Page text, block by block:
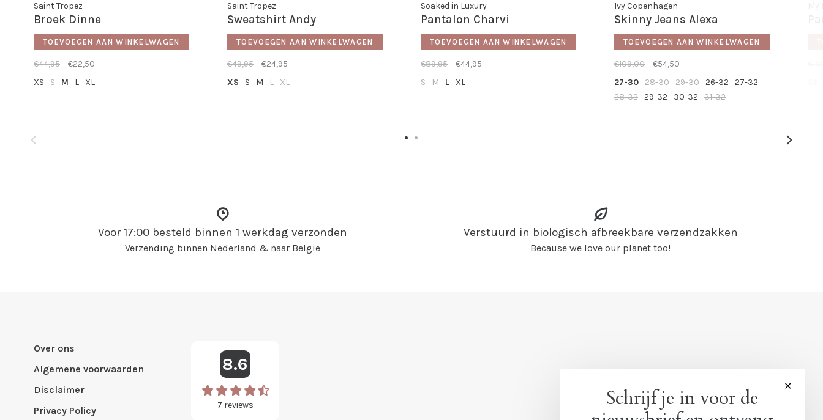
Saint Tropez
Broek Dinne
TOEVOEGEN AAN WINKELWAGEN
€44,95
€22,50
XS
S M L XL
Saint Tropez
Sweatshirt Andy
TOEVOEGEN AAN WINKELWAGEN
€49,95
€24,95
XS
S M L XL
Soaked in Luxury
Pantalon Charvi
TOEVOEGEN AAN WINKELWAGEN
€89,95
€44,95
S M L XL
Ivy Copenhagen
Skinny Jeans Alexa
TOEVOEGEN AAN WINKELWAGEN
€109,00
€54,50
27-30 28-30 29-30 26-32
27-32
28-32 29-32 30-32 31-32
Voor 17:00 besteld binnen 1 werkdag verzonden
Verzending binnen Nederland & naar België
Verstuurd in biologisch afbreekbare verzendzakken
Because we love our planet too!
Over ons
Algemene voorwaarden
Disclaimer
Privacy Policy
8.6
7 reviews
✕
Schrijf je in voor de